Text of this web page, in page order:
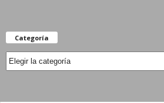
Categoría
Categoría